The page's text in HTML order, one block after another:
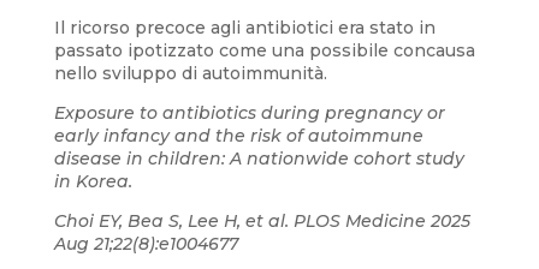
Il ricorso precoce agli antibiotici era stato in
passato ipotizzato come una possibile concausa
nello sviluppo di autoimmunità.
Exposure to antibiotics during pregnancy or
early infancy and the risk of autoimmune
disease in children: A nationwide cohort study
in Korea.
Choi EY, Bea S, Lee H, et al. PLOS Medicine 2025
Aug 21;22(8):e1004677